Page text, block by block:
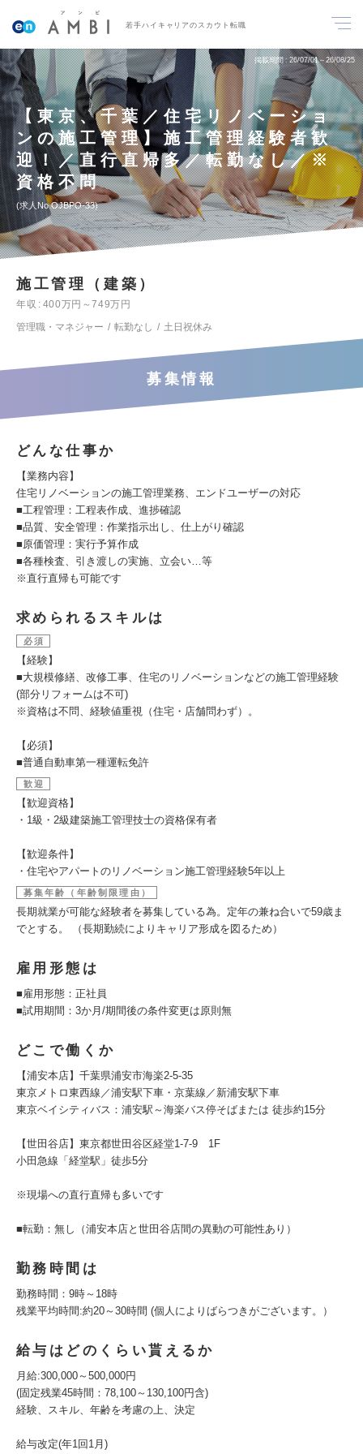
若手ハイキャリアのスカウト転職
掲載期間 26/07/01～26/08/25
【東京、千葉／住宅リノベーショ
ンの施工管理】施工管理経験者歓
迎！／直行直帰多／転勤なし／※
資格不問
求人No.OJBPO-33
施工管理（建築）
年収
400万円～749万円
管理職・マネジャー
転勤なし 土日祝休み
募集情報
どんな仕事か
【業務内容】
住宅リノベーションの施工管理業務、エンドユーザーの対応
■工程管理：工程表作成、進捗確認
■品質、安全管理：作業指示出し、仕上がり確認
■原価管理：実行予算作成
■各種検査、引き渡しの実施、立会い…等
※直行直帰も可能です
求められるスキルは
必須
【経験】
■大規模修繕、改修工事、住宅のリノベーションなどの施工管理経験
(部分リフォームは不可)
※資格は不問、経験値重視（住宅・店舗問わず）。
【必須】
■普通自動車第一種運転免許
歓迎
【歓迎資格】
・1級・2級建築施工管理技士の資格保有者
【歓迎条件】
・住宅やアパートのリノベーション施工管理経験5年以上
募集年齢（年齢制限理由）
長期就業が可能な経験者を募集している為。定年の兼ね合いで59歳ま
でとする。 （長期勤続によりキャリア形成を図るため）
雇用形態は
■雇用形態：正社員
■試用期間：3か月/期間後の条件変更は原則無
どこで働くか
【浦安本店】千葉県浦安市海楽2-5-35
東京メトロ東西線／浦安駅下車・京葉線／新浦安駅下車
東京ベイシティバス：浦安駅～海楽バス停そばまたは 徒歩約15分
【世田谷店】東京都世田谷区経堂1-7-9 1F
小田急線「経堂駅」徒歩5分
※現場への直行直帰も多いです
■転勤：無し（浦安本店と世田谷店間の異動の可能性あり）
勤務時間は
勤務時間：9時～18時
残業平均時間:約20～30時間 (個人によりばらつきがございます。）
給与はどのくらい貰えるか
月給:300,000～500,000円
(固定残業45時間：78,100～130,100円含)
経験、スキル、年齢を考慮の上、決定
給与改定(年1回1月)